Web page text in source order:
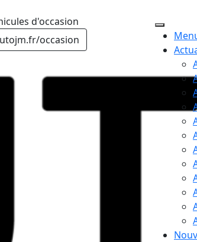
d'occasion
occasion